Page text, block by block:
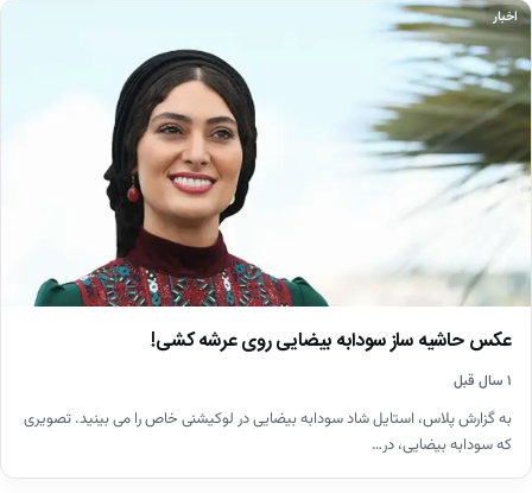
اخبار
عکس حاشیه ساز سودابه بیضایی روی عرشه کشی!
۱ سال قبل
به گزارش پلاس، استایل شاد سودابه بیضایی در لوکیشنی خاص را می بینید. تصویری
که سودابه بیضایی، در…